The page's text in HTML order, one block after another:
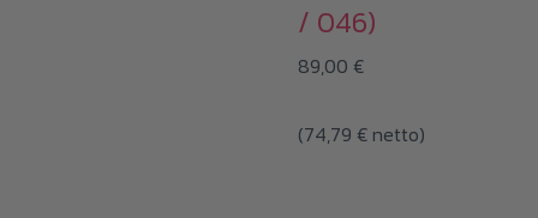
en
/ 046)
89,00 €
(74,79 € netto)